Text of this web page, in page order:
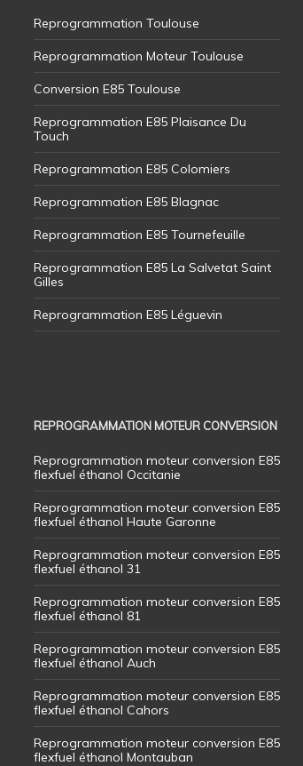
Reprogrammation Toulouse
Reprogrammation Moteur Toulouse
Conversion E85 Toulouse
Reprogrammation E85 Plaisance Du
Touch
Reprogrammation E85 Colomiers
Reprogrammation E85 Blagnac
Reprogrammation E85 Tournefeuille
Reprogrammation E85 La Salvetat Saint
Gilles
Reprogrammation E85 Léguevin
REPROGRAMMATION MOTEUR CONVERSION
Reprogrammation moteur conversion E85
flexfuel éthanol Occitanie
Reprogrammation moteur conversion E85
flexfuel éthanol Haute Garonne
Reprogrammation moteur conversion E85
flexfuel éthanol 31
Reprogrammation moteur conversion E85
flexfuel éthanol 81
Reprogrammation moteur conversion E85
flexfuel éthanol Auch
Reprogrammation moteur conversion E85
flexfuel éthanol Cahors
Reprogrammation moteur conversion E85
flexfuel éthanol Montauban